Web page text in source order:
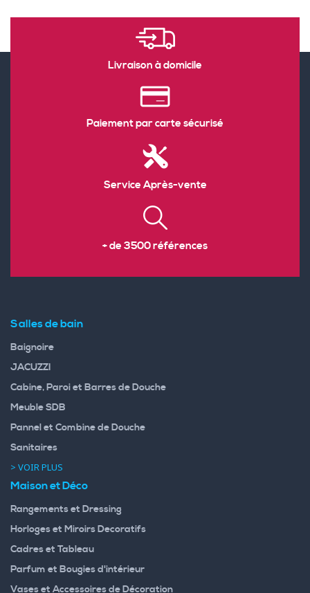
Livraison à domicile
Paiement par carte sécurisé
Service Après-vente
+ de 3500 références
Salles de bain
Baignoire
JACUZZI
Cabine, Paroi et Barres de Douche
Meuble SDB
Pannel et Combine de Douche
Sanitaires
> VOIR PLUS
Maison et Déco
Rangements et Dressing
Horloges et Miroirs Decoratifs
Cadres et Tableau
Parfum et Bougies d'intérieur
Vases et Accessoires de Décoration